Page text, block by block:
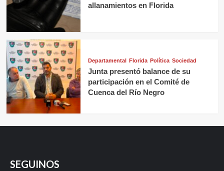
allanamientos en Florida
Departamental Florida Política Sociedad
Junta presentó balance de su
participación en el Comité de
Cuenca del Río Negro
SEGUINOS